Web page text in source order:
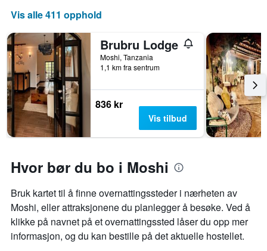
Vis alle 411 opphold
Brubru Lodge
Moshi, Tanzania
1,1 km fra sentrum
836 kr
Vis tilbud
Hvor bør du bo i Moshi
Bruk kartet til å finne overnattingssteder i nærheten av
Moshi, eller attraksjonene du planlegger å besøke. Ved å
klikke på navnet på et overnattingssted låser du opp mer
informasjon, og du kan bestille på det aktuelle hostellet.